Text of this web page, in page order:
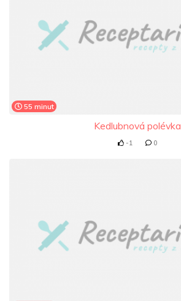
55 minut
Kedlubnová polévka
-1 0